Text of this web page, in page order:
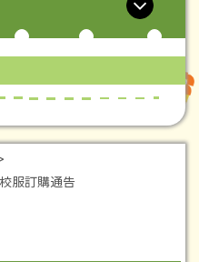
服訂購通告